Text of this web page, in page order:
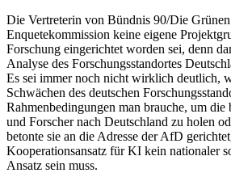
Die Vertreterin von Bündnis 90/Die
Enquetekommission keine eigene
Forschung eingerichtet worden sei, denn
Analyse des Forschungsstandortes
Es sei immer noch nicht wirklich deutlich,
Schwächen des deutschen
Rahmenbedingungen man brauche, um die
und Forscher nach Deutschland zu holen
betonte sie an die Adresse der AfD
Kooperationsansatz für KI kein nationaler
Ansatz sein muss.